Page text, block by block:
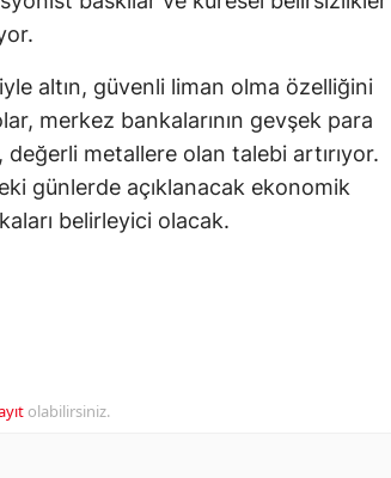
altın, güvenli liman olma özelliğini
merkez bankalarının gevşek para
metallere olan talebi artırıyor.
günlerde açıklanacak ekonomik
belirleyici olacak.
olabilirsiniz.